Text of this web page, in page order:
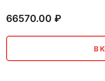
66570.00 ₽
В